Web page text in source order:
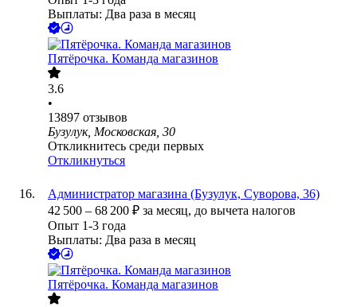
Выплаты: Два раза в месяц
Пятёрочка. Команда магазинов
3.6
•
13897 отзывов
Бузулук, Московская, 30
Откликнитесь среди первых
Откликнуться
Администратор магазина (Бузулук, Суворова, 36)
42 500 – 68 200 ₽ за месяц, до вычета налогов
Опыт 1-3 года
Выплаты: Два раза в месяц
Пятёрочка. Команда магазинов